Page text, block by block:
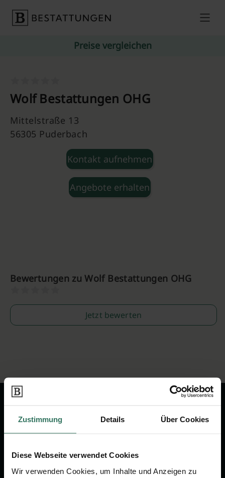
Zustimmung Details Über Cookies
Diese Webseite verwendet Cookies
Wir verwenden Cookies, um Inhalte und Anzeigen zu
Preise vergleichen
Wolf Bestattungen OHG
Mittelstraße 13
56305 Puderbach
Kontakt aufnehmen
Angebote erhalten
Bewertungen zu Wolf Bestattungen OHG
Jetzt bewerten
Wir sind Ihr Ansprechpartner rund
Vorsorge.